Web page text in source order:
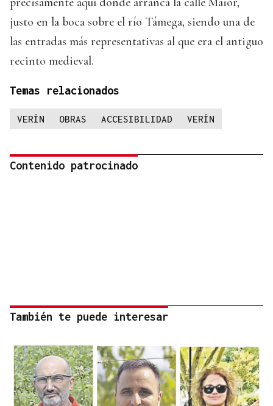
justo en la boca sobre el río Támega, siendo una de
las entradas más representativas al que era el antiguo
recinto medieval.
Temas relacionados
VERÍN OBRAS ACCESIBILIDAD VERÍN
Contenido patrocinado
También te puede interesar